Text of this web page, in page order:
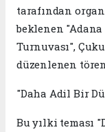
tarafından
beklenen
Turnuvası",
düzenlenen
​"Daha Adil Bir
​Bu yılki teması